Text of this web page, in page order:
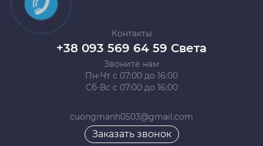
Контакты
+38 093 569 64 59 Света
Звоните нам
Пн-Чт с 07:00 до 16:00
Сб-Вс с 07:00 до 16:00
cuongmanh0503@gmail.com
Заказать звонок